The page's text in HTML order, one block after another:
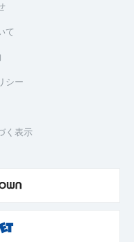
て
シー
く表示